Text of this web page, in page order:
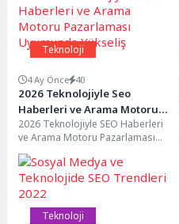
Teknoloji
4 Ay Önce 40
2026 Teknolojiyle Seo
Haberleri ve Arama Motoru
Pazarlaması Uyumunda
Yükseliş
2026 Teknolojiyle SEO Haberleri
ve Arama Motoru Pazarlaması
Trendleri 2026 yılında SEO
dünyasında yaşanan gelişmeler...
Teknoloji